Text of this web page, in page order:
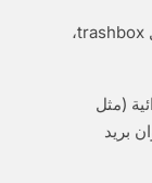
عندما تزور مولد بريد إلكتروني عشوائي مثل trashbox،
(مثل
بريد